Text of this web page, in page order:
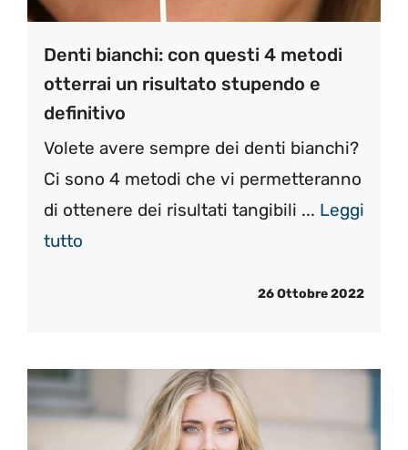
Denti bianchi: con questi 4 metodi
otterrai un risultato stupendo e
definitivo
Volete avere sempre dei denti bianchi?
Ci sono 4 metodi che vi permetteranno
di ottenere dei risultati tangibili ... Leggi
tutto
26 Ottobre 2022